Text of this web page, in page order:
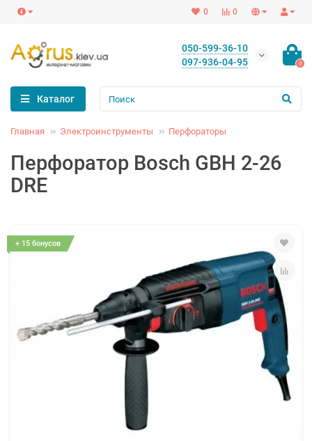
0
0
050-599-36-10
097-936-04-95
0
Каталог
Главная Электроинструменты Перфораторы
Перфоратор Bosch GBH 2-26
DRE
+ 15 бонусов